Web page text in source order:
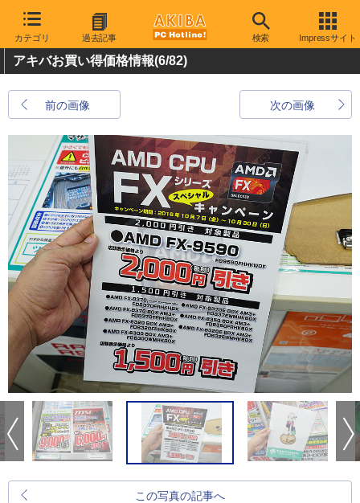
カテゴリ 過去記事 検索 Impressサイト
アキバお買い得価格情報(6/82)
前の画像 次の画像
この写真の記事へ